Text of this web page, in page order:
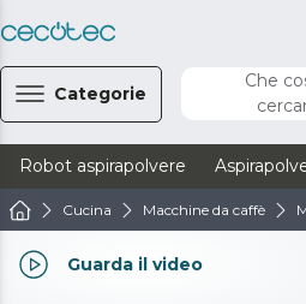
Categorie
Che
Robot aspirapolvere
Cucina Macchine da caffè
Guarda il video